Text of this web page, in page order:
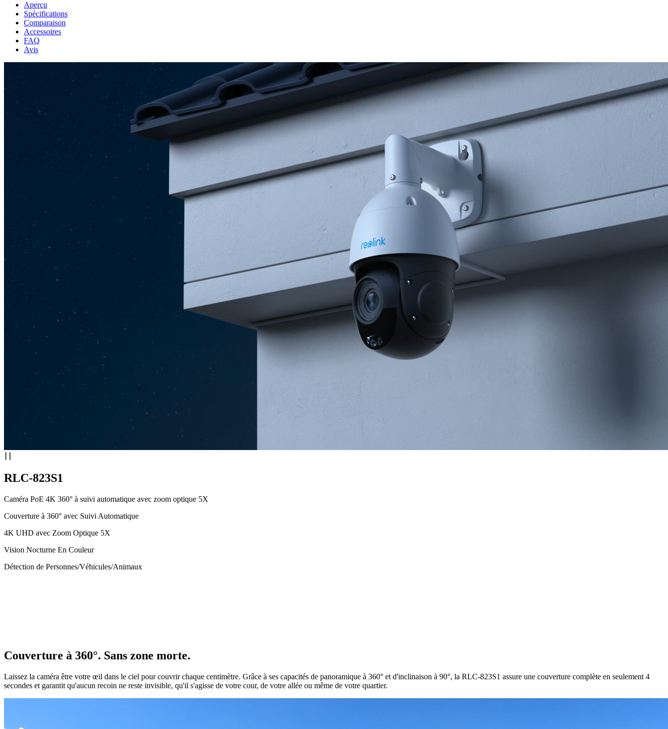
Aperçu
Spécifications
Comparaison
Accessoires
FAQ
Avis
RLC-823S1
Caméra PoE 4K 360° à suivi automatique avec zoom optique 5X
Couverture à 360° avec Suivi Automatique
4K UHD avec Zoom Optique 5X
Vision Nocturne En Couleur
Détection de Personnes/Véhicules/Animaux
Couverture à 360°. Sans zone morte.
Laissez la caméra être votre œil dans le ciel pour couvrir chaque centimètre. Grâce à ses capacités de panoramique à 360° et d'inclinaison à 90°, la RLC-823S1 assure une couverture complète en seulement 4
secondes et garantit qu'aucun recoin ne reste invisible, qu'il s'agisse de votre cour, de votre allée ou même de votre quartier.